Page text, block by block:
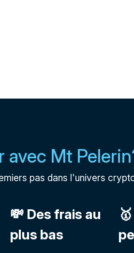
avec Mt
pas dans l'univers
💸 Des frais au
plus bas